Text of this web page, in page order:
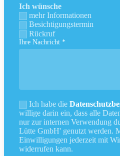
Ich wünsche
mehr Informationen
Besichtigungstermin
Rückruf
Ihre Nachricht *
Ich habe die
willige darin ein, dass alle
nur zur internen Verwendung
Lütte GmbH' genutzt werden.
Einwilligungen jederzeit mit
widerrufen kann.